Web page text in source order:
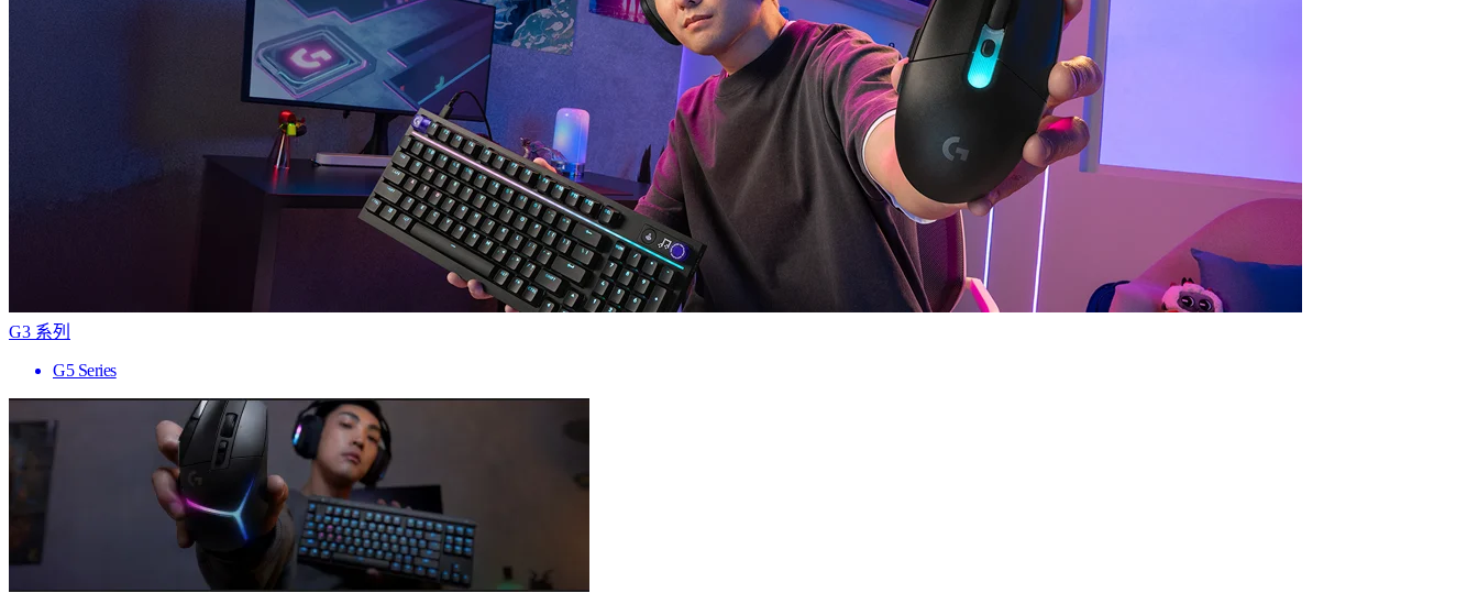
G3 系列
G5 Series